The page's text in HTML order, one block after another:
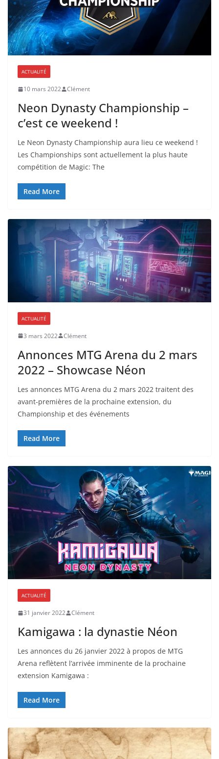
ACTUALITÉ
10 mars 2022 Clément
Neon Dynasty Championship –
c’est ce weekend !
Le Neon Dynasty Championship aura lieu ce weekend !
Les Championships sont actuellement la plus haute
compétition de Magic: The
Read More
ACTUALITÉ
3 mars 2022 Clément
Annonces MTG Arena du 2 mars
2022 – Showcase Néon
Les annonces MTG Arena du 2 mars 2022 traitent des
avant-premières de la prochaine extension, du
Championship et des événements
Read More
ACTUALITÉ
31 janvier 2022 Clément
Kamigawa : la dynastie Néon
Les annonces du 26 janvier 2022 à propos de MTG
Arena reflètent l’arrivée imminente de la prochaine
extension Kamigawa :
Read More